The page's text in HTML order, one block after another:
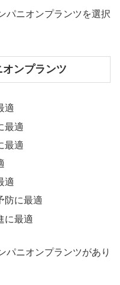
パニオンプランツを選択
ンプランツ
適
最適
最適
適
防に最適
に最適
パニオンプランツがあり